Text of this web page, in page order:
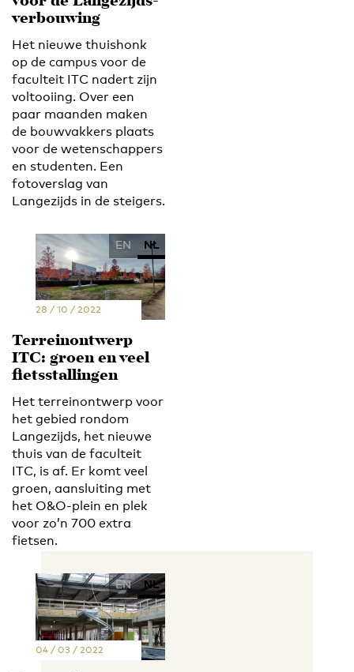
verbouwing
Het nieuwe thuishonk
op de campus voor de
faculteit ITC nadert zijn
voltooiing. Over een
paar maanden maken
de bouwvakkers plaats
voor de wetenschappers
en studenten. Een
fotoverslag van
Langezijds in de steigers.
EN NL
28 / 10 / 2022
Terreinontwerp
ITC: groen en veel
fietsstallingen
Het terreinontwerp voor
het gebied rondom
Langezijds, het nieuwe
thuis van de faculteit
ITC, is af. Er komt veel
groen, aansluiting met
het O&O-plein en plek
voor zo’n 700 extra
fietsen.
EN NL
04 / 03 / 2022